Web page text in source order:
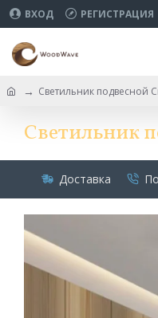
ВХОД РЕГИСТРАЦИЯ
Светильник подвесной
Светильник
Доставка